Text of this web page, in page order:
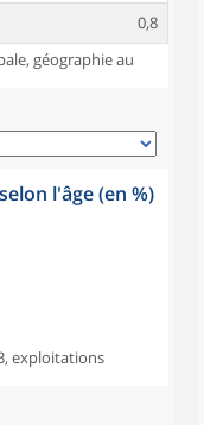
0,8
géographie au
l'âge (en %)
exploitations